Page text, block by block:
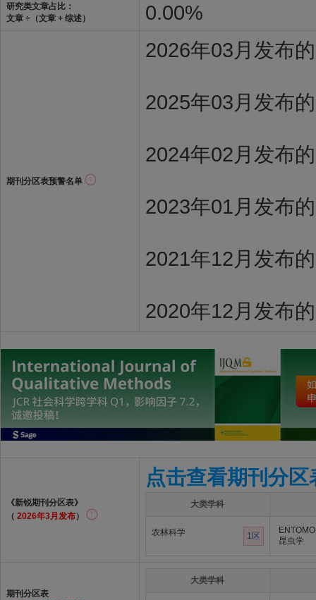
研究类文章占比：
文章 ÷（文章 + 综述）
0.00%
期刊分区表预警名单
2026年03月发布
2025年03月发布
2024年02月发布
2023年01月发布
2021年12月发布
2020年12月发布
《新锐期刊分区表》
（ 2026年3月发布）
点击查看期刊分区
大类学科
农林科学 1区
昆虫学
期刊分区表
大类学科